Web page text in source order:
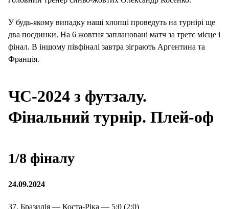
У будь-якому випадку наші хлопці проведуть на турнірі ще
два поєдинки. На 6 жовтня заплановані матч за третє місце і
фінал. В іншому півфіналі завтра зіграють Аргентина та
Франція.
ЧС-2024 з футзалу.
Фінальний турнір. Плей-оф
1/8 фіналу
24.09.2024
37. Бразилія — Коста-Ріка — 5:0 (2:0)